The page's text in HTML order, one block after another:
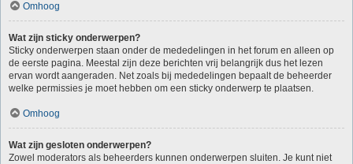
Omhoog
Wat zijn sticky onderwerpen?
Sticky onderwerpen staan onder de mededelingen in het forum en alleen op
de eerste pagina. Meestal zijn deze berichten vrij belangrijk dus het lezen
ervan wordt aangeraden. Net zoals bij mededelingen bepaalt de beheerder
welke permissies je moet hebben om een sticky onderwerp te plaatsen.
Omhoog
Wat zijn gesloten onderwerpen?
Zowel moderators als beheerders kunnen onderwerpen sluiten. Je kunt niet